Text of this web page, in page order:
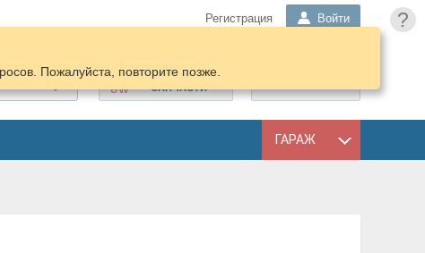
?
Регистрация Войти
ПОДОБРАТЬ
ЗАПЧАСТИ
ГАРАЖ
Пожалуйста, повторите позже.